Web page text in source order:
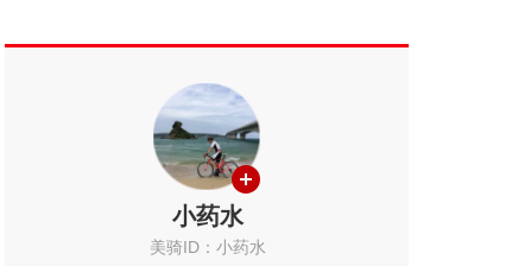
小药水
美骑ID：小药水